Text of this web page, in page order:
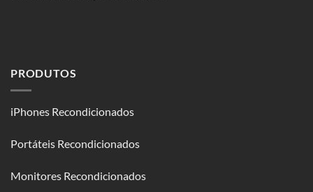
PRODUTOS
iPhones Recondicionados
Portáteis Recondicionados
Monitores Recondicionados